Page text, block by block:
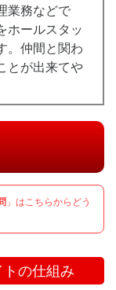
業務などで
ホールスタッ
。仲間と関わ
とが出来てや
」はこちらからどう
の仕組み